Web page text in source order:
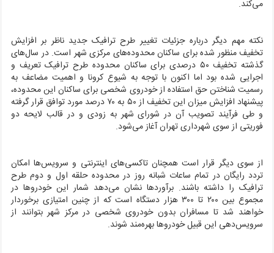
می‌کند.
نکته مهم دیگر درباره جزئیات تغییر طرح ترافیک جدید ناظر بر افزایش
تخفیف منظور شده برای ساکنان محدوده‌های مرکزی شهر است. در سال‌های
گذشته تخفیف ۵۰ درصدی برای ساکنان محدوده طرح ترافیک تعریف و
اجرایی شده بود اما اکنون با توجه به شیوع کرونا و اهمیت مضاعف به
رسمیت شناختن حق استفاده از خودروی شخصی برای ساکنان این محدوده،
پیشنهاد افزایش میزان این تخفیف از ۵۰ به ۷۰ درصد مورد توافق قرار گرفته
و طی فرآیند تصویب آن در شورای شهر به زودی و در قالب لایحه دو
فوریتی از سوی شهرداری تهران آغاز می‌شود.
از سوی دیگر قرار است همچنان تاکسی‌های اینترنتی و سرویس‌ها امکان
تردد رایگان در تمام ساعات شبانه روز در محدوده حلقه اول و دوم طرح
ترافیک را داشته باشند. برآوردها نشان می‌دهد شمار این خودروها در
مجموع بین ۲۰۰ تا ۳۰۰ هزار دستگاه است که از چنین امتیازی برخوردار
خواهند شد تا مسافران بدون خودروی شخصی در مرکز شهر بتوانند از
سرویس‌دهی این قبیل خودروها بهره‌مند شوند.